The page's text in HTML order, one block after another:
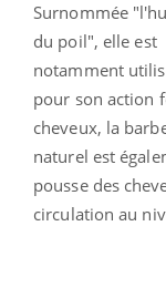
Surnommée
du poil", elle est
notamment
pour son action
cheveux, la
naturel est
pousse des
circulation au